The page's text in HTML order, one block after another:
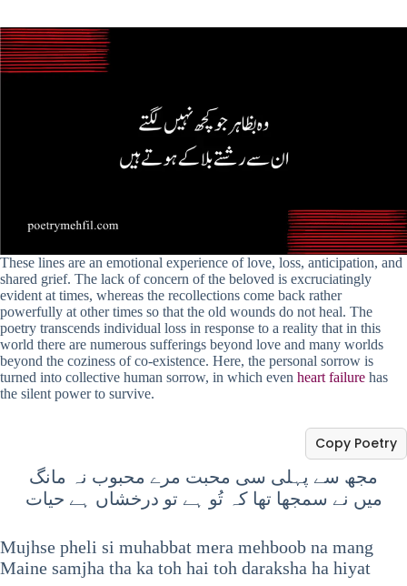
These lines are an emotional experience of love, loss, anticipation, and
shared grief. The lack of concern of the beloved is excruciatingly
evident at times, whereas the recollections come back rather
powerfully at other times so that the old wounds do not heal. The
poetry transcends individual loss in response to a reality that in this
world there are numerous sufferings beyond love and many worlds
beyond the coziness of co-existence. Here, the personal sorrow is
turned into collective human sorrow, in which even heart failure has
the silent power to survive.
مجھ سے پہلی سی محبت مرے محبوب نہ مانگ
میں نے سمجھا تھا کہ تُو ہے تو درخشاں ہے حیات
Copy Poetry
Mujhse pheli si muhabbat mera mehboob na mang
Maine samjha tha ka toh hai toh daraksha ha hiyat